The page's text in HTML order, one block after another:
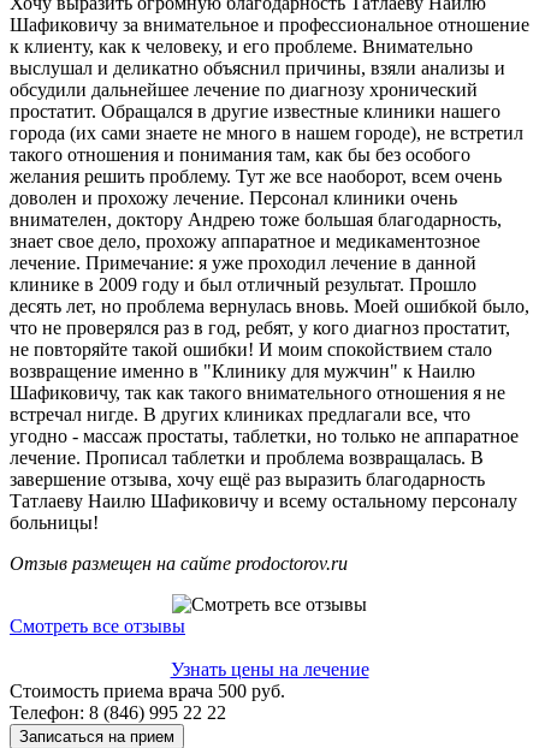
Шафиковичу за внимательное и профессиональное отношение
к клиенту, как к человеку, и его проблеме. Внимательно
выслушал и деликатно объяснил причины, взяли анализы и
обсудили дальнейшее лечение по диагнозу хронический
простатит. Обращался в другие известные клиники нашего
города (их сами знаете не много в нашем городе), не встретил
такого отношения и понимания там, как бы без особого
желания решить проблему. Тут же все наоборот, всем очень
доволен и прохожу лечение. Персонал клиники очень
внимателен, доктору Андрею тоже большая благодарность,
знает свое дело, прохожу аппаратное и медикаментозное
лечение. Примечание: я уже проходил лечение в данной
клинике в 2009 году и был отличный результат. Прошло
десять лет, но проблема вернулась вновь. Моей ошибкой было,
что не проверялся раз в год, ребят, у кого диагноз простатит,
не повторяйте такой ошибки! И моим спокойствием стало
возвращение именно в "Клинику для мужчин" к Наилю
Шафиковичу, так как такого внимательного отношения я не
встречал нигде. В других клиниках предлагали все, что
угодно - массаж простаты, таблетки, но только не аппаратное
лечение. Прописал таблетки и проблема возвращалась. В
завершение отзыва, хочу ещё раз выразить благодарность
Татлаеву Наилю Шафиковичу и всему остальному персоналу
больницы!
Отзыв размещен на сайте prodoctorov.ru
Смотреть все отзывы
Узнать цены на лечение
Стоимость приема врача 500 руб.
Телефон: 8 (846) 995 22 22
Записаться на прием